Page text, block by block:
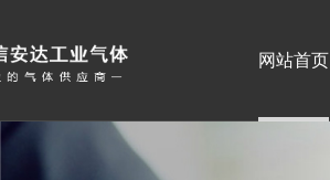
网站首页